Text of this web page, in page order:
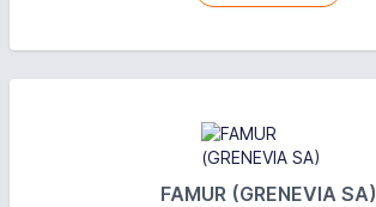
FAMUR (GRENEVIA SA)